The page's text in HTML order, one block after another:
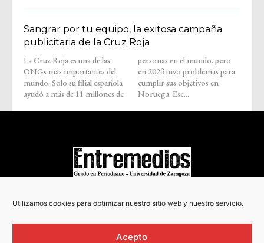
Utilizamos cookies para optimizar nuestro sitio web y nuestro servicio.
Acepto
Sangrar por tu equipo, la exitosa campaña
publicitaria de la Cruz Roja
La Cruz Roja es una de las
ONGs más importantes del
mundo. Solo su filial española
ayudó a más de 11 millones de
personas en el mundo, pero
en 2023 tuvo problemas para
cumplir sus objetivos en
Noruega. Ese...